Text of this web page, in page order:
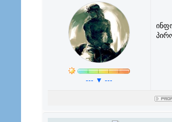
--- ▼ ---